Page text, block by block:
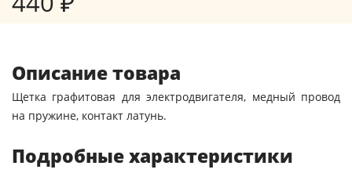
Описание товара
Щетка графитовая для электродвигателя, медный провод
на пружине, контакт латунь.
Подробные характеристики